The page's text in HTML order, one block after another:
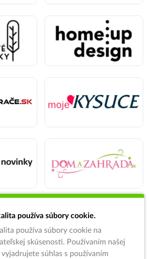
používa súbory cookie.
používa súbory cookie na
skúsenosti. Používaním našej
súhlas s používaním